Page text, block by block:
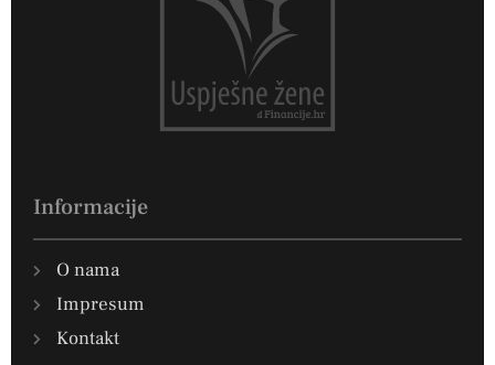
Informacije
O nama
Impresum
Kontakt